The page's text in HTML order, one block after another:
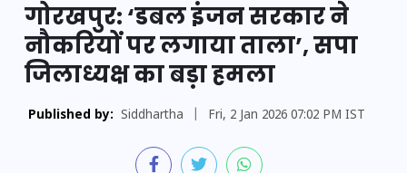
गोरखपुर: ‘डबल इंजन सरकार ने
नौकरियों पर लगाया ताला’, सपा
जिलाध्यक्ष का बड़ा हमला
Published by: Siddhartha Fri, 2 Jan 2026 07:02 PM IST